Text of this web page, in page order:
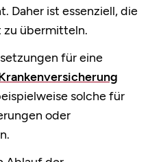
Daher ist essenziell, die
zu übermitteln.
für eine
solche für
oder